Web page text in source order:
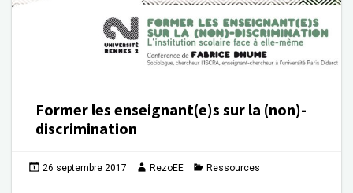
Former les enseignant(e)s sur la (non)-
discrimination
26 septembre 2017 RezoEE Ressources